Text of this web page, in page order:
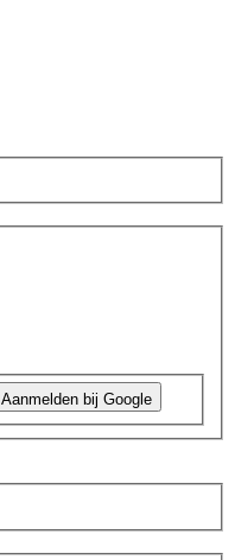
Aanmelden bij Google